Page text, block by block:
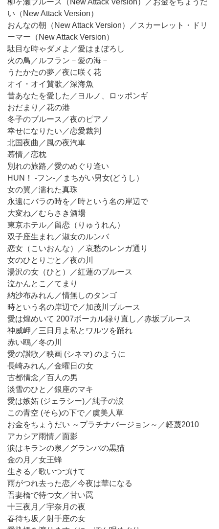
柳ヶ瀬ブルース（New Attack Version）／お金をちょうだ
い（New Attack Version）
おんなの朝（New Attack Version）／スカーレット・ドリ
ーマー（New Attack Version）
駄目な時ゃダメよ／愛はまぼろし
火の鳥／ルフラン－愛の海－
うたかたの夢／夜に咲く花
オイ・オイ賛歌／深海魚
昔あなたを愛した／ヨルノ、ロッポンギ
おだまり／花の港
冬子のブルース／夜のピアノ
幸せになりたい／恋愛裁判
北国夜曲／風の夜汽車
慕情／恋枕
別れの旅路／愛のめぐり逢い
HUN！ -フン-／まちがい男女(どうし）
女の翼／濡れた真珠
永遠にバラの時を／時という名の岸辺で
大変ね／むらさき酒場
東京ホテル／留恋（りゅうれん）
双子座生まれ／淑女のルンバ
恋女（こいおんな）／哀愁のレンガ通り
女のひとりごと／夜の川
湯沢の女（ひと）／紅蓮のブルース
泣かんとこ／てまり
納沙布みれん／情無しのタンゴ
時という名の岸辺で／加茂川ブルース
愛は煌めいて 2007ボーカル録り直し／赤坂ブルース
神威岬／三日月よ私とワルツを踊れ
赤い鴎／冬の川
愛の讃歌／映画 (シネマ) のように
長崎みれん／金曜日の女
古都情念／百人の男
淡雪のひと／銀座のマキ
愛は嫉妬 (ジェラシー)／純子の涙
この青空 (そら)の下で／虞美人草
お金をちょうだい ～プラチナバージョン～／軽蔑2010
アカシア雨情／面影
涙はキランの泉／グランパの黒猫
金の月／女王蜂
生きる／歌いつづけて
雨がつれ去った恋／今夜は華になる
吾妻橋で待つ女／甘い罠
十三夜月／宇奈月の夜
春待ち坂／射手座の女